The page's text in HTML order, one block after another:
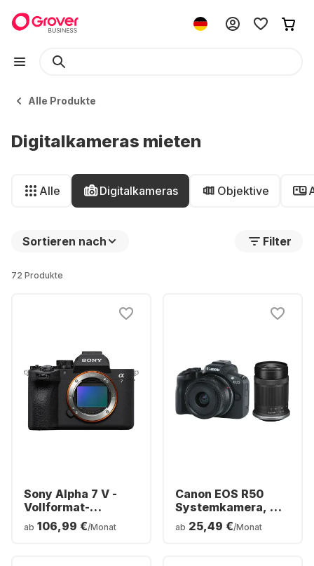
Alle Produkte
Digitalkameras mieten
Alle Digitalkameras Objektive
Sortieren nach Filter
72 Produkte
Sony Alpha 7 V -
Vollformat-
Kameragehäuse
(ILCE-7M5B)
ab 106,99 €/Monat
Canon EOS R50
Systemkamera, mit
Objektiv RF-S 18-
45mm f/4.5-6.3 IS
ab 25,49 €/Monat